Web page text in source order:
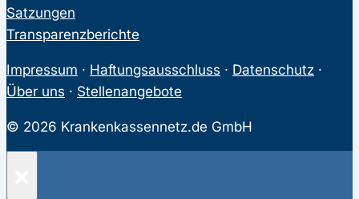
Satzungen
Transparenzberichte
Impressum · Haftungsausschluss · Datenschutz ·
Über uns · Stellenangebote
© 2026 Krankenkassennetz.de GmbH